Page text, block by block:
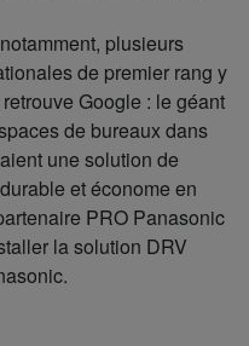
plusieurs
de premier rang y
Google : le géant
de bureaux dans
une solution de
et économe en
PRO Panasonic
la solution DRV